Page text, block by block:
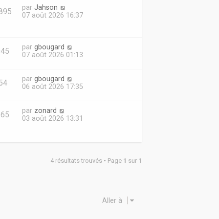
par Jahson
07 août 2026 16:37
par gbougard
07 août 2026 01:13
par gbougard
06 août 2026 17:35
par zonard
03 août 2026 13:31
4 résultats trouvés • Page 1 sur 1
Aller à